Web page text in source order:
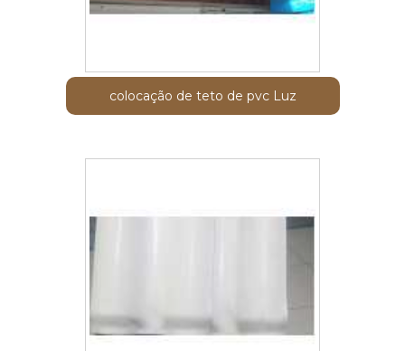
colocação de teto de pvc Luz